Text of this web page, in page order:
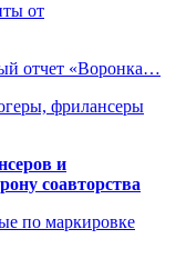
от
отчет «Воронка…
фрилансеры
и
соавторства
по маркировке